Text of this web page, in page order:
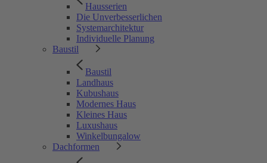
Hausserien
Die Unverbesserlichen
Systemarchitektur
Individuelle Planung
Baustil
Baustil
Landhaus
Kubushaus
Modernes Haus
Kleines Haus
Luxushaus
Winkelbungalow
Dachformen